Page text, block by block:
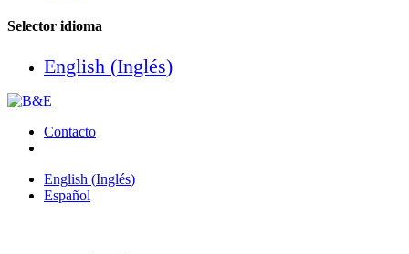
Selector idioma
English (Inglés)
Contacto
English (Inglés)
Español